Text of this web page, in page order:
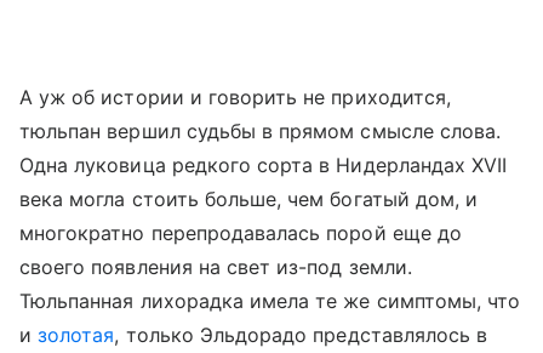
А уж об истории и говорить не приходится,
тюльпан вершил судьбы в прямом смысле слова.
Одна луковица редкого сорта в Нидерландах XVII
века могла стоить больше, чем богатый дом, и
многократно перепродавалась порой еще до
своего появления на свет из-под земли.
Тюльпанная лихорадка имела те же симптомы, что
изолотая, только Эльдорадо представлялось в